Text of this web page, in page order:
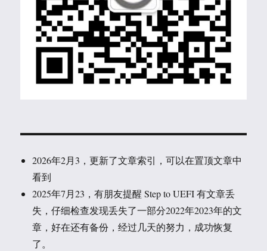
2026年2月3，更新了文章索引，可以在置顶文章中
看到
2025年7月23，有朋友提醒 Step to UEFI 有文章丢
失，仔细检查发现丢失了一部分2022年2023年的文
章，好在还有备份，经过几天的努力，成功恢复
了。